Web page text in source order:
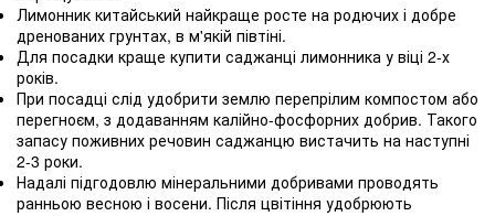
Лимонник китайський найкраще росте на родючих і добре
дренованих грунтах, в м'якій півтіні.
Для посадки краще купити саджанці лимонника у віці 2-х
років.
При посадці слід удобрити землю перепрілим компостом або
перегноєм, з додаванням калійно-фосфорних добрив. Такого
запасу поживних речовин саджанцю вистачить на наступні
2-3 роки.
Надалі підгодовлю мінеральними добривами проводять
ранньою весною і восени. Після цвітіння удобрюють